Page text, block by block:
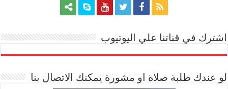
اشترك في قناتنا علي اليوتيوب
لو عندك طلبة صلاة او مشورة يمكنك الاتصال بنا